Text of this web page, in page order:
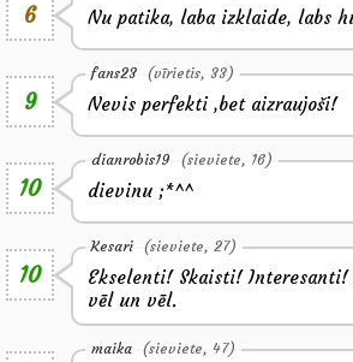
6 Nu patika, laba izklaide, labs
9
fans23 (vīrietis, 33)
Nevis perfekti ,bet aizraujoši!
10
dianrobis19 (sieviete, 16)
dievinu ;*^^
10
Kesari (sieviete, 27)
Ekselenti! Skaisti! Interesanti!
vēl un vēl.
maika (sieviete, 47)